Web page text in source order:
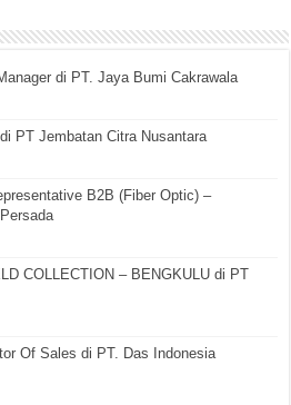
di PT. Jaya Bumi Cakrawala
PT Jembatan Citra Nusantara
B2B (Fiber Optic) –
COLLECTION – BENGKULU di PT
Of Sales di PT. Das Indonesia